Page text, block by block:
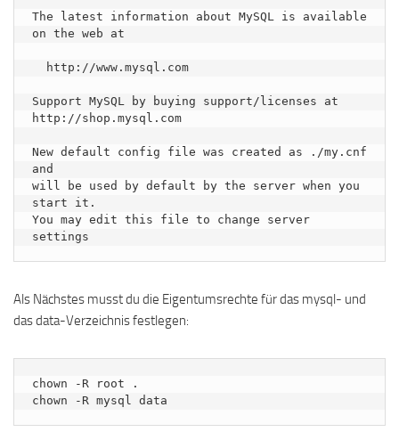
The latest information about MySQL is available
on the web at
Support MySQL by buying support/licenses at
http://shop.mysql.com
New default config file was created as ./my.cnf
and
will be used by default by the server when you
start it.
You may edit this file to change server
Als Nächstes musst du die Eigentumsrechte für das mysql- und
das data-Verzeichnis festlegen:
chown -R root .
chown -R mysql data